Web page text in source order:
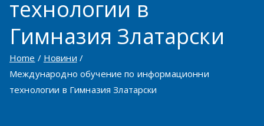
Междуна
родно
училище
технологии в
Гимназия Златарски
Home
Новини
Международно обучение по информационни
технологии в Гимназия Златарски